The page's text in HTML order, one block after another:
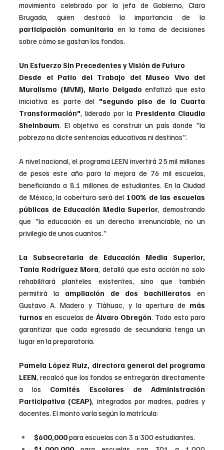
movimiento celebrado por la jefa de Gobierno, Clara
participación comunitaria en la toma de decisiones
sobre cómo se gastan los fondos.
Un Esfuerzo Sin Precedentes y Visión de Futuro
Desde el Patio del Trabajo del Museo Vivo del
Muralismo (MVM), Mario Delgado enfatizó que esta
iniciativa es parte del "segundo piso de la Cuarta
Transformación", liderado por la Presidenta Claudia
Sheinbaum. El objetivo es construir un país donde "la
pobreza no dicte sentencias educativas ni destinos".
A nivel nacional, el programa LEEN invertirá 25 mil millones
de pesos este año para la mejora de 76 mil escuelas,
beneficiando a 8.1 millones de estudiantes. En la Ciudad
de México, la cobertura será del 100% de las escuelas
públicas de Educación Media Superior, demostrando
que "la educación es un derecho irrenunciable, no un
privilegio de unos cuantos."
La Subsecretaria de Educación Media Superior,
Tania Rodríguez Mora, detalló que esta acción no solo
rehabilitará planteles existentes, sino que también
permitirá la ampliación de dos bachilleratos en
Gustavo A. Madero y Tláhuac, y la apertura de más
turnos en escuelas de Álvaro Obregón. Todo esto para
garantizar que cada egresado de secundaria tenga un
lugar en la preparatoria.
Pamela López Ruiz, directora general del programa
LEEN, recalcó que los fondos se entregarán directamente
a los Comités Escolares de Administración
Participativa (CEAP), integrados por madres, padres y
docentes. El monto varía según la matrícula:
$600,000 para escuelas con 3 a 300 estudiantes.